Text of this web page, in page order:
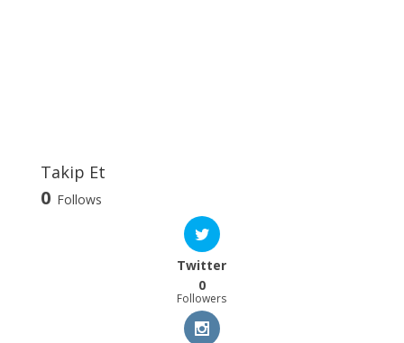
Takip Et
0 Follows
Twitter
0
Followers